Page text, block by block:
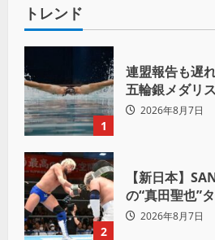
トレンド
1
連盟報告も遅
五輪銀メダリ
致傷で起訴
2026年8月7日
2
【新日本】
の“真田聖也”
Yuto-IceをKO
2026年8月7日